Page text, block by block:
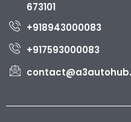
673101
+918943000083
+917593000083